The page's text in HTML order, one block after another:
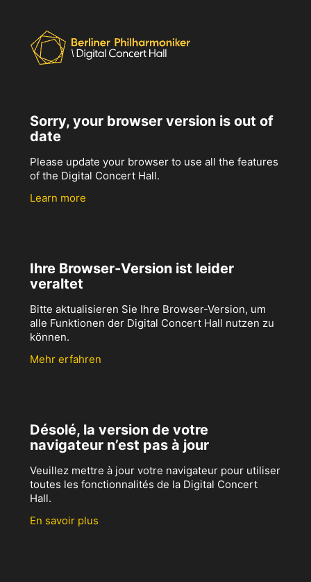
Sorry, your browser version is out of
date
Please update your browser to use all the features
of the Digital Concert Hall.
Learn more
Ihre Browser-Version ist leider
veraltet
Bitte aktualisieren Sie Ihre Browser-Version, um
alle Funktionen der Digital Concert Hall nutzen zu
können.
Mehr erfahren
Désolé, la version de votre
navigateur n’est pas à jour
Veuillez mettre à jour votre navigateur pour utiliser
toutes les fonctionnalités de la Digital Concert
Hall.
En savoir plus